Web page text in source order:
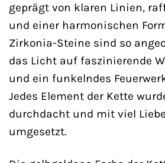
geprägt von klaren Linien,
und einer harmonischen
Zirkonia-Steine sind so
das Licht auf faszinierende
und ein funkelndes
Jedes Element der Kette
durchdacht und mit viel
umgesetzt.